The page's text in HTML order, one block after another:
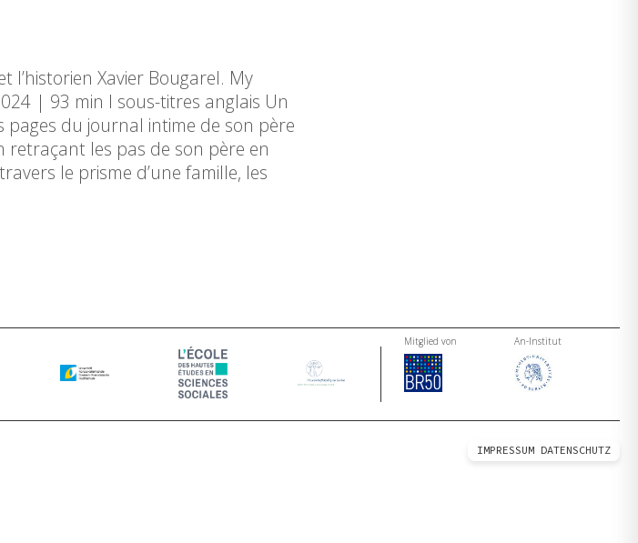
l’historien Xavier Bougarel. My
| 93 min I sous-titres anglais Un
pages du journal intime de son père
retraçant les pas de son père en
le prisme d’une famille, les
Mitglied von An-Institut
IMPRESSUM DATENSCHUTZ